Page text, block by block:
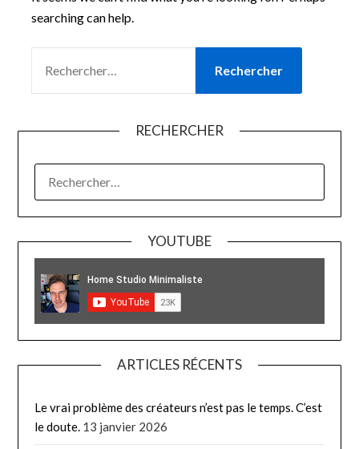
searching can help.
RECHERCHER
YOUTUBE
ARTICLES RÉCENTS
Le vrai problème des créateurs n’est pas le temps. C’est
le doute. 13 janvier 2026